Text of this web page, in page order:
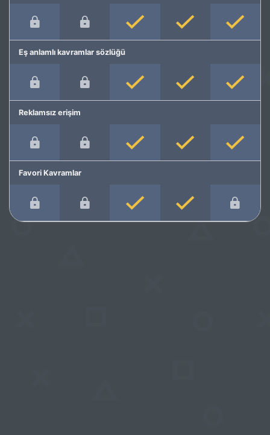
Eş anlamlı kavramlar sözlüğü
Reklamsız erişim
Favori Kavramlar